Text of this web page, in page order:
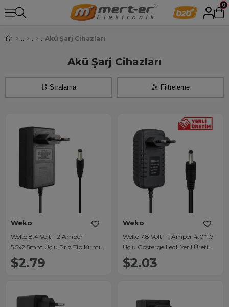
0
Akü Şarj Cihazları
Akü Şarj Cihazları
Filtreleme
Sıralama
Weko
Weko 8.4 Volt - 2 Amper
5.5x2.5mm Uçlu Priz Tip Kırmızı
Yeşil Ledli Yerli Üretim Akü Şarj
Adaptörü
$2.79
Weko
Weko 7.8 Volt - 1 Amper 4.0*1.7
Uçlu Gösterge Ledli Yerli Üretim
Akü Şarj Adaptörü
$2.03